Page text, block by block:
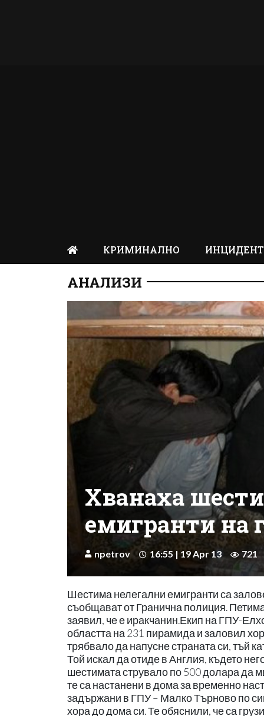
КРИМИНАЛНО
АНАЛИЗИ
Хванаха
емигранти на
npetrov 16:55 | 19 Apr 13 721
Шестима нелегални емигранти са
съобщават от Гранична полиция.
заявил, че е иракчанин.Екип на ГПУ-
областта на 231 пирамида и заловил
трябвало да напусне страната си, тъй
Той искал да отиде в Англия, където
шестимата струвало по 500 долара да
те са настанени в дома за временно
задържани в ГПУ – Малко Търново по
хора до дома си. Те обяснили, че са